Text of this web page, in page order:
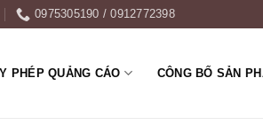
0975305190 / 0912772398
PHÉP QUẢNG CÁO CÔNG BỐ SẢN